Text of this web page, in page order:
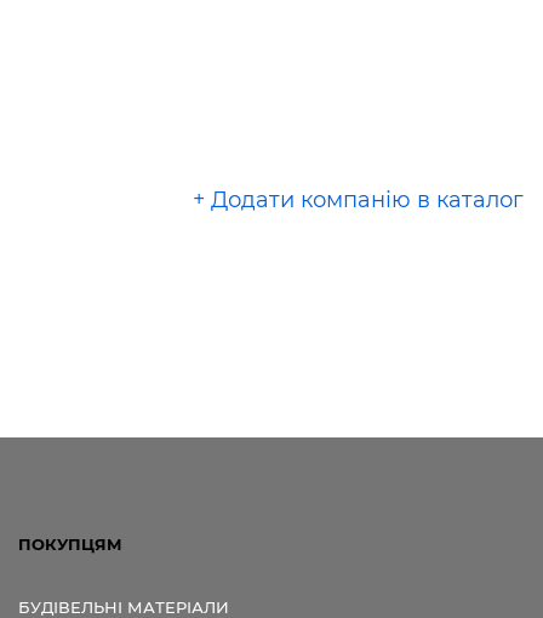
+ Додати компанію в каталог
ПОКУПЦЯМ
БУДІВЕЛЬНІ МАТЕРІАЛИ